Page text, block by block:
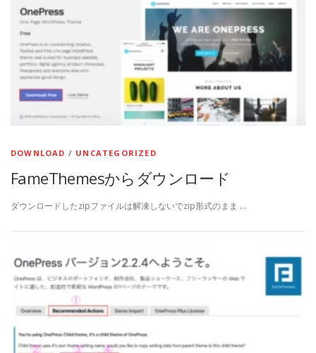
DOWNLOAD / UNCATEGORIZED
FameThemesからダウンロード
ダウンロードしたzipファイルは解凍しないでzip形式のまま …